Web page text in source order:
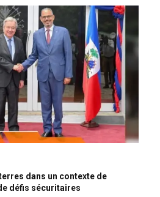
dans un contexte de
défis sécuritaires